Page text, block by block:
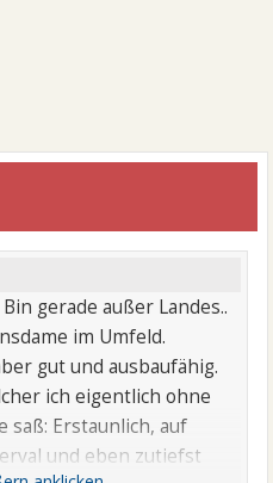
gerade außer Landes..
im Umfeld.
gut und ausbaufähig.
ich eigentlich ohne
saß: Erstaunlich, auf
und eben zutiefst